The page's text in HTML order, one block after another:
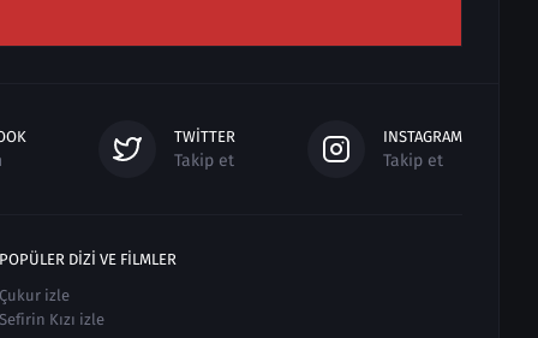
TWITTER
Takip et
INSTAGRAM
Takip et
POPÜLER DIZI VE FILMLER
Çukur izle
Sefirin Kızı izle